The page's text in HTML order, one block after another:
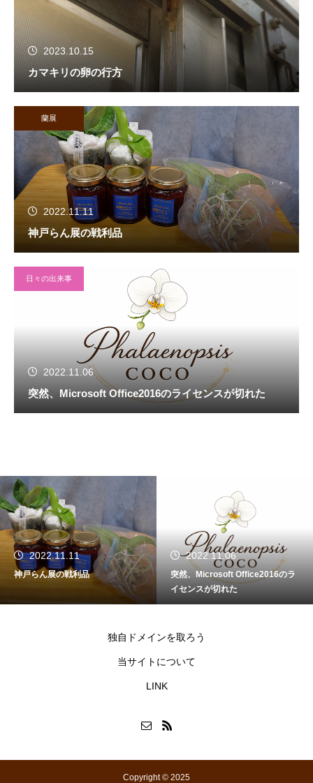
2023.10.15
カマキリの卵の行方
蘭展
2022.11.11
神戸らん展の戦利品
日々の出来事
2022.11.06
突然、Microsoft Office2016のライセンスが切れた
2022.11.11
神戸らん展の戦利品
2022.11.06
突然、Microsoft Office2016のラ
イセンスが切れた
独自ドメインを取ろう
当サイトについて
LINK
Copyright © 2025